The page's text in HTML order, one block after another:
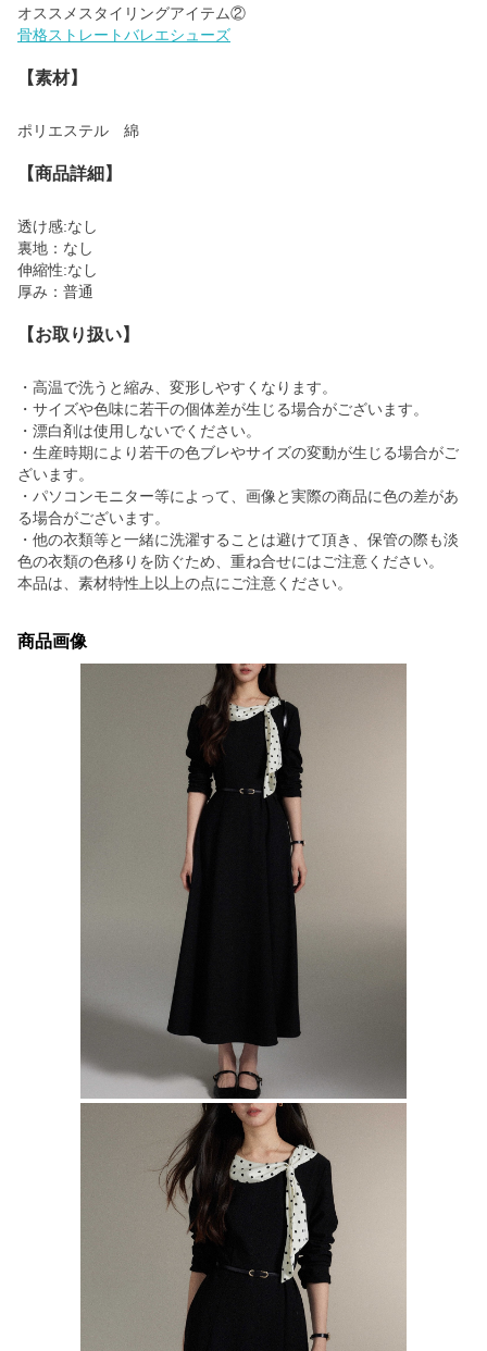
骨格ストレートバレエシューズ
【素材】
ポリエステル 綿
【商品詳細】
透け感:なし
裏地：なし
伸縮性:なし
厚み：普通
【お取り扱い】
・高温で洗うと縮み、変形しやすくなります。
・サイズや色味に若干の個体差が生じる場合がございます。
・漂白剤は使用しないでください。
・生産時期により若干の色ブレやサイズの変動が生じる場合がご
ざいます。
・パソコンモニター等によって、画像と実際の商品に色の差があ
る場合がございます。
・他の衣類等と一緒に洗濯することは避けて頂き、保管の際も淡
色の衣類の色移りを防ぐため、重ね合せにはご注意ください。
本品は、素材特性上以上の点にご注意ください。
商品画像